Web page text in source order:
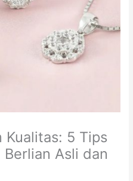
5 Tips
Asli dan